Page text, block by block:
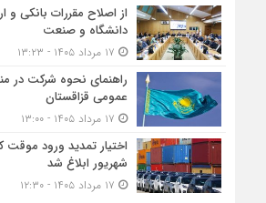
از اصلاح مقررات بانکی و
دانشگاه و صنعت
راهنمای نحوه شرکت در
عمومی قزاقستان
اختیار تمدید ورود موقت
شهریور ابلاغ شد